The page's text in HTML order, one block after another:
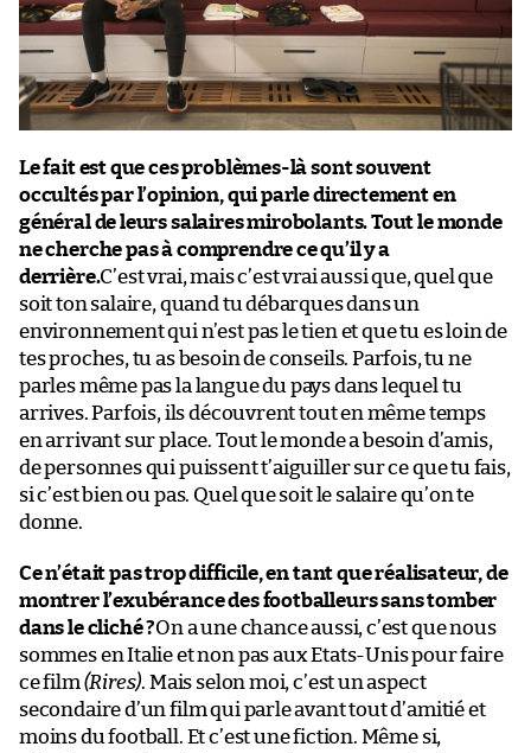
Le fait est que ces problèmes-là sont souvent
occultés par l’opinion, qui parle directement en
général de leurs salaires mirobolants. Tout le monde
ne cherche pas à comprendre ce qu’il y a
derrière.C’est vrai, mais c’est vrai aussi que, quel que
soit ton salaire, quand tu débarques dans un
environnement qui n’est pas le tien et que tu es loin de
tes proches, tu as besoin de conseils. Parfois, tu ne
parles même pas la langue du pays dans lequel tu
arrives. Parfois, ils découvrent tout en même temps
en arrivant sur place. Tout le monde a besoin d’amis,
de personnes qui puissent t’aiguiller sur ce que tu fais,
si c’est bien ou pas. Quel que soit le salaire qu’on te
donne.
Ce n’était pas trop difficile, en tant que réalisateur, de
montrer l’exubérance des footballeurs sans tomber
dans le cliché ?On a une chance aussi, c’est que nous
sommes en Italie et non pas aux Etats-Unis pour faire
ce film(Rires). Mais selon moi, c’est un aspect
secondaire d’un film qui parle avant tout d’amitié et
moins du football. Et c’est une fiction. Même si,